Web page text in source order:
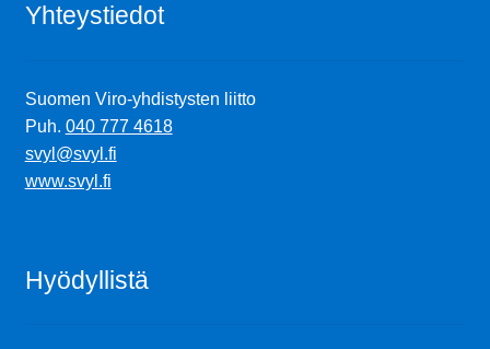
Yhteystiedot
Suomen Viro-yhdistysten liitto
Puh. 040 777 4618
svyl@svyl.fi
www.svyl.fi
Hyödyllistä